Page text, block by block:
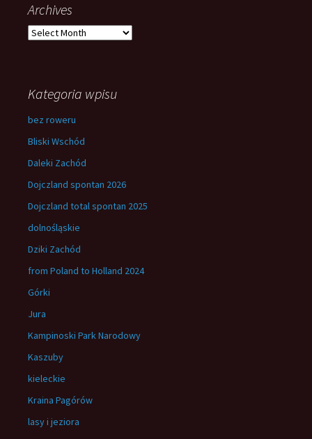
Archives
Archives
Kategoria wpisu
bez roweru
Bliski Wschód
Daleki Zachód
Dojczland spontan 2026
Dojczland total spontan 2025
dolnośląskie
Dziki Zachód
from Poland to Holland 2024
Górki
Jura
Kampinoski Park Narodowy
Kaszuby
kieleckie
Kraina Pagórów
lasy i jeziora